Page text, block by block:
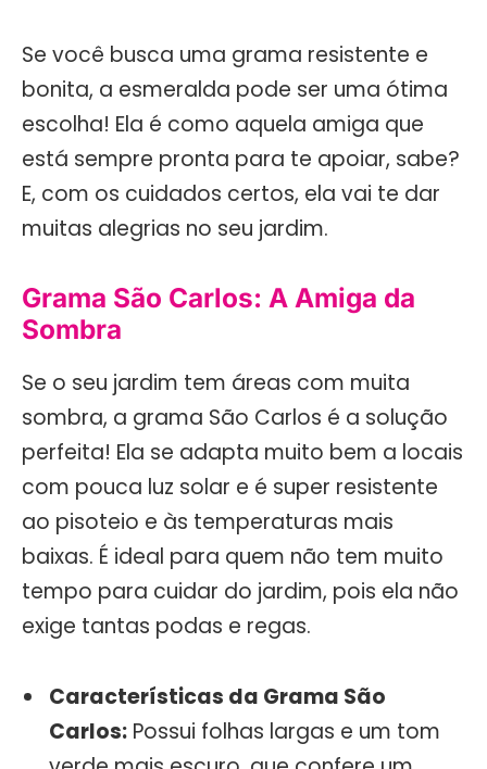
Se você busca uma grama resistente e
bonita, a esmeralda pode ser uma ótima
escolha! Ela é como aquela amiga que
está sempre pronta para te apoiar, sabe?
E, com os cuidados certos, ela vai te dar
muitas alegrias no seu jardim.
Grama São Carlos: A Amiga da
Sombra
Se o seu jardim tem áreas com muita
sombra, a grama São Carlos é a solução
perfeita! Ela se adapta muito bem a locais
com pouca luz solar e é super resistente
ao pisoteio e às temperaturas mais
baixas. É ideal para quem não tem muito
tempo para cuidar do jardim, pois ela não
exige tantas podas e regas.
Características da Grama São
Carlos: Possui folhas largas e um tom